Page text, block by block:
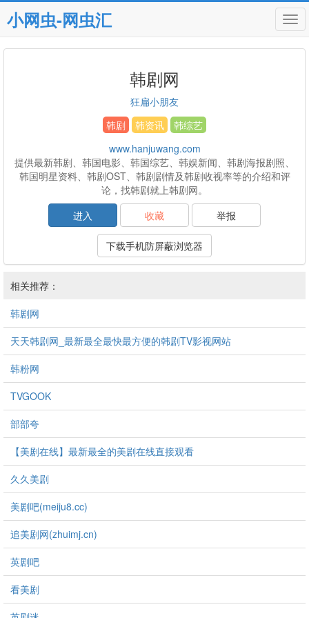
小网虫-网虫汇
韩剧网
狂扁小朋友
韩剧
韩资讯
韩综艺
www.hanjuwang.com
提供最新韩剧、韩国电影、韩国综艺、韩娱新闻、韩剧海报剧照、
韩国明星资料、韩剧OST、韩剧剧情及韩剧收视率等的介绍和评
论，找韩剧就上韩剧网。
进入
收藏 举报
下载手机防屏蔽浏览器
相关推荐：
韩剧网
天天韩剧网_最新最全最快最方便的韩剧TV影视网站
韩粉网
TVGOOK
部部夸
【美剧在线】最新最全的美剧在线直接观看
久久美剧
美剧吧(meiju8.cc)
追美剧网(zhuimj.cn)
英剧吧
看美剧